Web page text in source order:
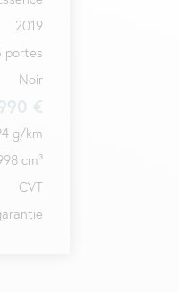
2019
portes
Noir
€
g/km
cm³
CVT